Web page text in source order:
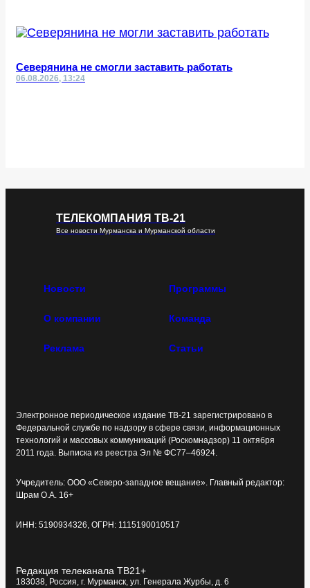
Северянина не смогли заставить работать
06.08.2026, 13:24
ТЕЛЕКОМПАНИЯ ТВ-21
Все новости Мурманска и Мурманской области
Новости Программы
О компании Команда
Реклама Статьи
Электронное периодическое издание ТВ-21 зарегистрировано в
Федеральной службе по надзору в сфере связи, информационных
технологий и массовых коммуникаций (Роскомнадзор) 11 октября
2011 года. Выписка из реестра Эл № ФС77–46924.
Учредитель: ООО «Северо-западное вещание». Главный редактор:
Шрам О.А. 16+
ИНН: 5190934326, ОГРН: 1115190010517
Редакция телеканала ТВ21+
183038, Россия, г. Мурманск, ул. Генерала Журбы, д. 6